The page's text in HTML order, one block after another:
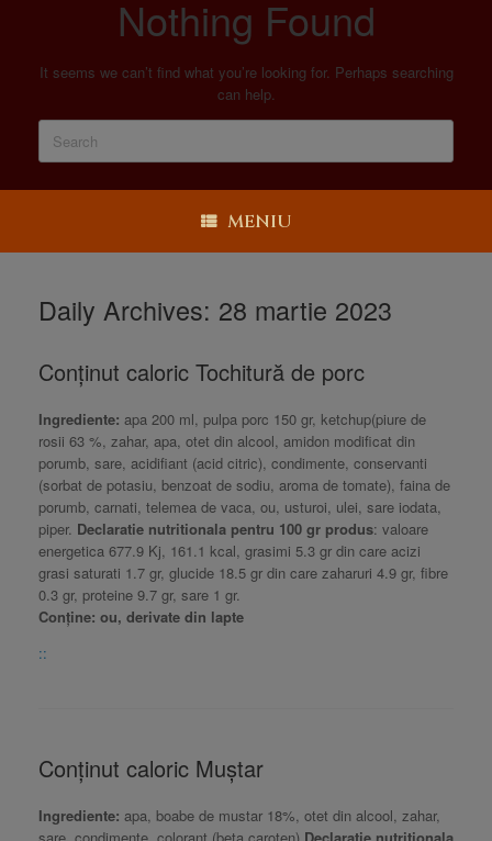
Nothing Found
It seems we can’t find what you’re looking for. Perhaps searching
can help.
MENIU
Daily Archives: 28 martie 2023
Conținut caloric Tochitură de porc
Ingrediente: apa 200 ml, pulpa porc 150 gr, ketchup(piure de
rosii 63 %, zahar, apa, otet din alcool, amidon modificat din
porumb, sare, acidifiant (acid citric), condimente, conservanti
(sorbat de potasiu, benzoat de sodiu, aroma de tomate), faina de
porumb, carnati, telemea de vaca, ou, usturoi, ulei, sare iodata,
piper. Declaratie nutritionala pentru 100 gr produs: valoare
energetica 677.9 Kj, 161.1 kcal, grasimi 5.3 gr din care acizi
grasi saturati 1.7 gr, glucide 18.5 gr din care zaharuri 4.9 gr, fibre
0.3 gr, proteine 9.7 gr, sare 1 gr.
Conține: ou, derivate din lapte
::
Conținut caloric Muștar
Ingrediente: apa, boabe de mustar 18%, otet din alcool, zahar,